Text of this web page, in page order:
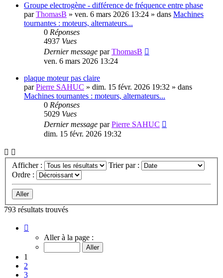
Groupe electrogène - différence de fréquence entre phase
parThomasB » ven. 6 mars 2026 13:24 » dans Machines
tournantes : moteurs, alternateurs...
0 Réponses
4937 Vues
Dernier message parThomasB
ven. 6 mars 2026 13:24
plaque moteur pas claire
parPierre SAHUC » dim. 15 févr. 2026 19:32 » dans
Machines tournantes : moteurs, alternateurs...
0 Réponses
5029 Vues
Dernier message parPierre SAHUC
dim. 15 févr. 2026 19:32
Afficher :
Trier par :
Ordre :
793 résultats trouvés
sur
Aller à la page :
1
2
3